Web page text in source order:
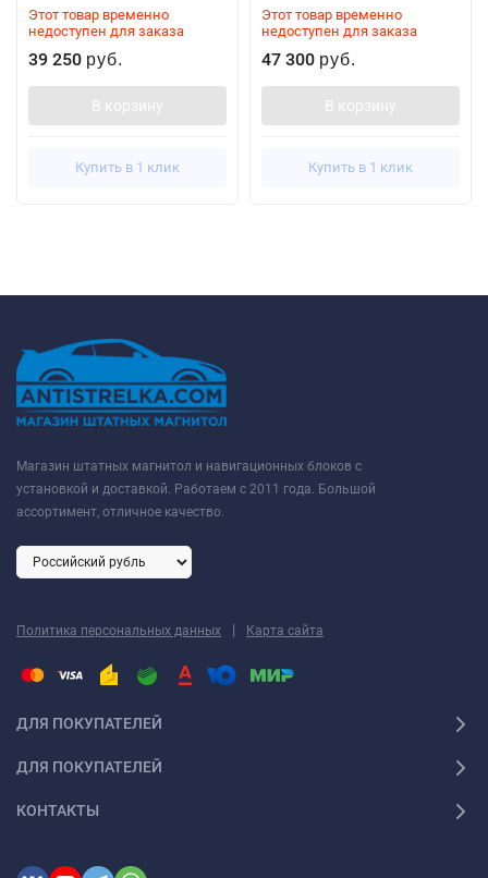
Этот товар временно
недоступен для заказа
39 250 руб.
В корзину
Купить в 1 клик
Этот товар временно
недоступен для заказа
47 300 руб.
В корзину
Купить в 1 клик
Магазин штатных магнитол и навигационных блоков с
установкой и доставкой. Работаем с 2011 года. Большой
ассортимент, отличное качество.
Политика персональных данных | Карта сайта
ДЛЯ ПОКУПАТЕЛЕЙ
ДЛЯ ПОКУПАТЕЛЕЙ
КОНТАКТЫ